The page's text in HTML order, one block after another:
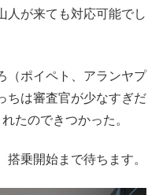
人が来ても対応可能でし
（ポイペト、アランヤプ
ちは審査官が少なすぎだ
たのできつかった。
乗開始まで待ちます。